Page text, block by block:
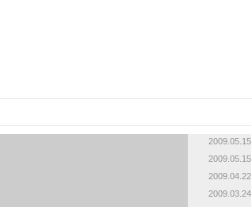
2009.05.15
2009.05.15
2009.04.22
2009.03.24